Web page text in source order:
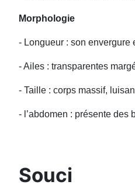
Morphologie
- Longueur : son envergure
- Ailes : transparentes
- Taille : corps massif,
- l’abdomen : présente des
Souci